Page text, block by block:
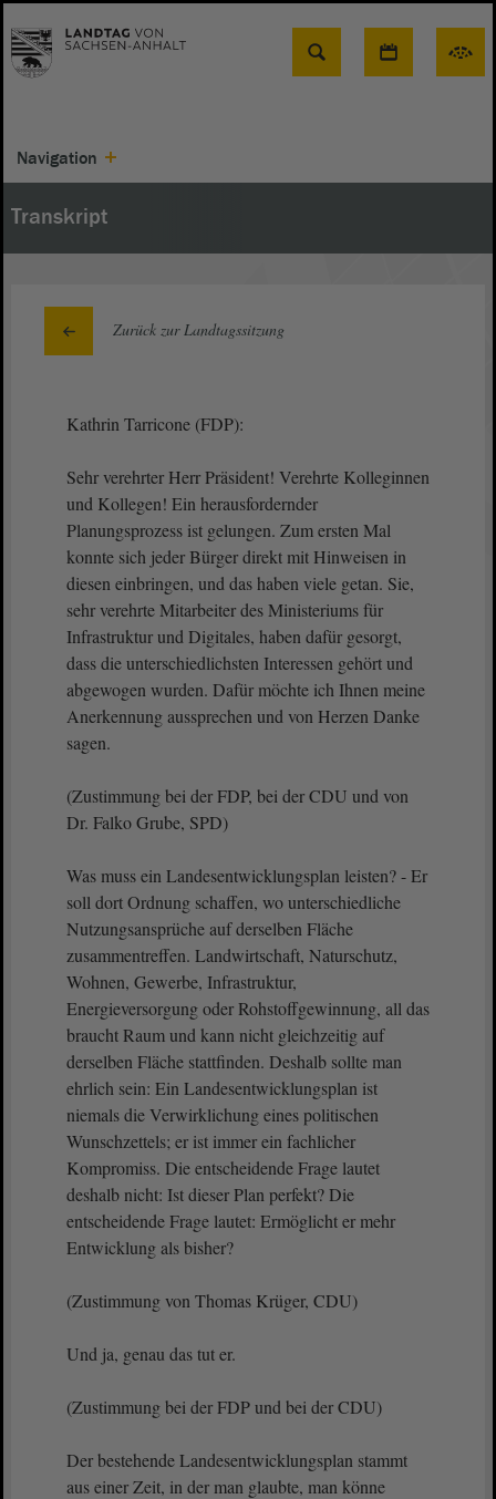
Suche
Navigation
Transkript
Zurück zur Landtagssitzung
Kathrin Tarricone (FDP):
Sehr verehrter Herr Präsident! Verehrte Kolleginnen
und Kollegen! Ein herausfordernder
Planungsprozess ist gelungen. Zum ersten Mal
konnte sich jeder Bürger direkt mit Hinweisen in
diesen einbringen, und das haben viele getan. Sie,
sehr verehrte Mitarbeiter des Ministeriums für
Infrastruktur und Digitales, haben dafür gesorgt,
dass die unterschiedlichsten Interessen gehört und
abgewogen wurden. Dafür möchte ich Ihnen meine
Anerkennung aussprechen und von Herzen Danke
sagen.
(Zustimmung bei der FDP, bei der CDU und von
Dr. Falko Grube, SPD)
Was muss ein Landesentwicklungsplan leisten? - Er
soll dort Ordnung schaffen, wo unterschiedliche
Nutzungsansprüche auf derselben Fläche
zusammentreffen. Landwirtschaft, Naturschutz,
Wohnen, Gewerbe, Infrastruktur,
Energieversorgung oder Rohstoffgewinnung, all das
braucht Raum und kann nicht gleichzeitig auf
derselben Fläche stattfinden. Deshalb sollte man
ehrlich sein: Ein Landesentwicklungsplan ist
niemals die Verwirklichung eines politischen
Wunschzettels; er ist immer ein fachlicher
Kompromiss. Die entscheidende Frage lautet
deshalb nicht: Ist dieser Plan perfekt? Die
entscheidende Frage lautet: Ermöglicht er mehr
Entwicklung als bisher?
(Zustimmung von Thomas Krüger, CDU)
Und ja, genau das tut er.
(Zustimmung bei der FDP und bei der CDU)
Der bestehende Landesentwicklungsplan stammt
aus einer Zeit, in der man glaubte, man könne